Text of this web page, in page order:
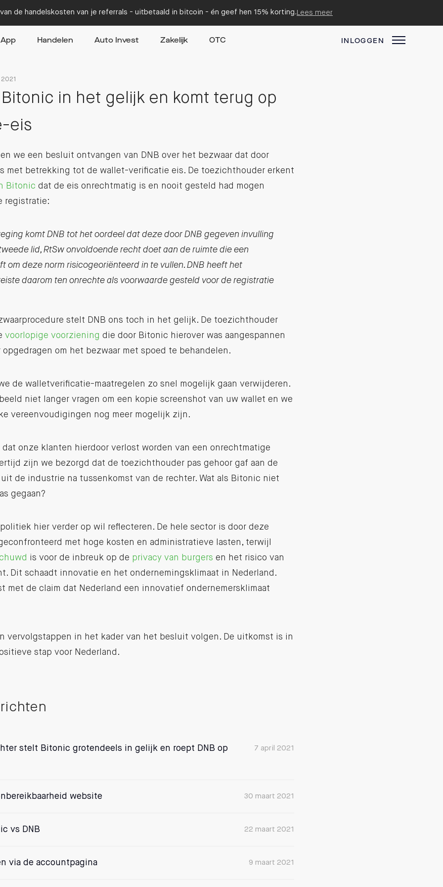
de handelskosten van je referrals - uitbetaald in bitcoin - én geef hen 15% korting. Lees meer
App Handelen Auto Invest Zakelijk OTC INLOGGEN
in het gelijk en komt terug op
eis
we een besluit ontvangen van DNB over het bezwaar dat door
met betrekking tot de wallet-verificatie eis. De toezichthouder erkent
Bitonic dat de eis onrechtmatig is en nooit gesteld had mogen
registratie:
komt DNB tot het oordeel dat deze door DNB gegeven invulling
lid, RtSw onvoldoende recht doet aan de ruimte die een
om deze norm risicogeoriënteerd in te vullen. DNB heeft het
daarom ten onrechte als voorwaarde gesteld voor de registratie
stelt DNB ons toch in het gelijk. De toezichthouder
voorlopige voorziening die door Bitonic hierover was aangespannen
om het bezwaar met spoed te behandelen.
de walletverificatie-maatregelen zo snel mogelijk gaan verwijderen.
niet langer vragen om een kopie screenshot van uw wallet en we
vereenvoudigingen nog meer mogelijk zijn.
onze klanten hierdoor verlost worden van een onrechtmatige
zijn we bezorgd dat de toezichthouder pas gehoor gaf aan de
de industrie na tussenkomst van de rechter. Wat als Bitonic niet
gegaan?
hier verder op wil reflecteren. De hele sector is door deze
met hoge kosten en administratieve lasten, terwijl
is voor de inbreuk op de privacy van burgers en het risico van
Dit schaadt innovatie en het ondernemingsklimaat in Nederland.
met de claim dat Nederland een innovatief ondernemersklimaat
vervolgstappen in het kader van het besluit volgen. De uitkomst is in
stap voor Nederland.
7 april 2021
stelt Bitonic grotendeels in gelijk en roept DNB op
30 maart 2021
website
22 maart 2021
vs DNB
9 maart 2021
via de accountpagina